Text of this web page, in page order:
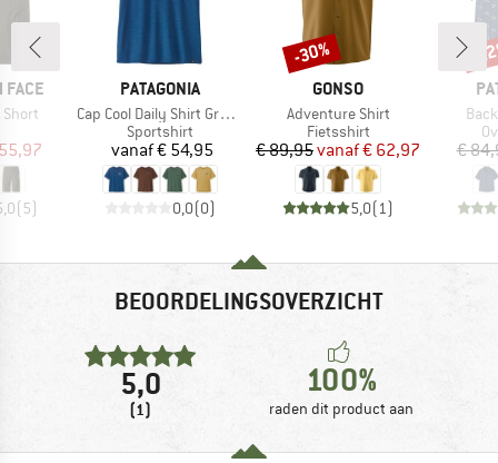
FACE
prijs
(5)
MERK
PATAGONIA
Artikel
Cap Cool Daily Shirt Great Waves
Productgroep
Sportshirt
Prijs
vanaf€ 54,95
0,0(0)
MERK
GONSO
Artikel
Adventure Shirt
Productgroep
Fietsshirt
Prijs
€ 89,95 Verlaagde prijs
vanaf€ 62,97
5,0(1 )
Korting
-30%
€
-
BEOORDELINGSOVERZICHT
5,0
(1)
100%
raden dit product aan